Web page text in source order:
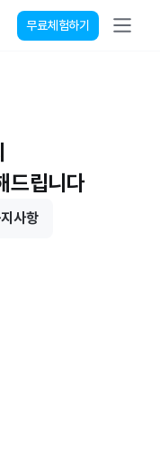
무료체험하기
드립니다
사항